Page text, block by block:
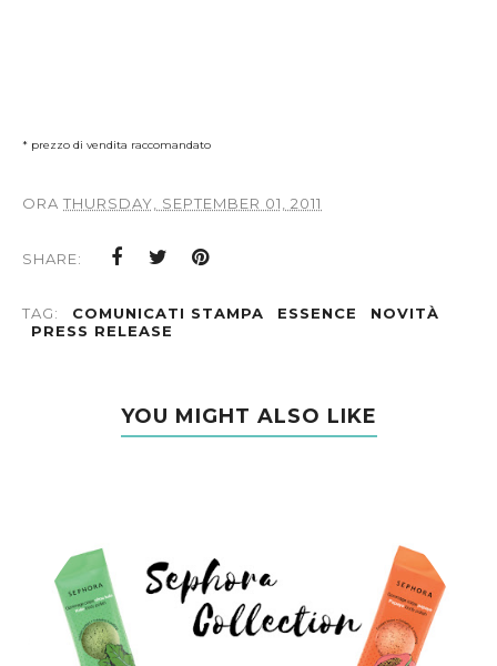
* prezzo di vendita raccomandato
ORA THURSDAY, SEPTEMBER 01, 2011
SHARE:
TAG: COMUNICATI STAMPA ESSENCE
NOVITÀ
PRESS RELEASE
YOU MIGHT ALSO LIKE